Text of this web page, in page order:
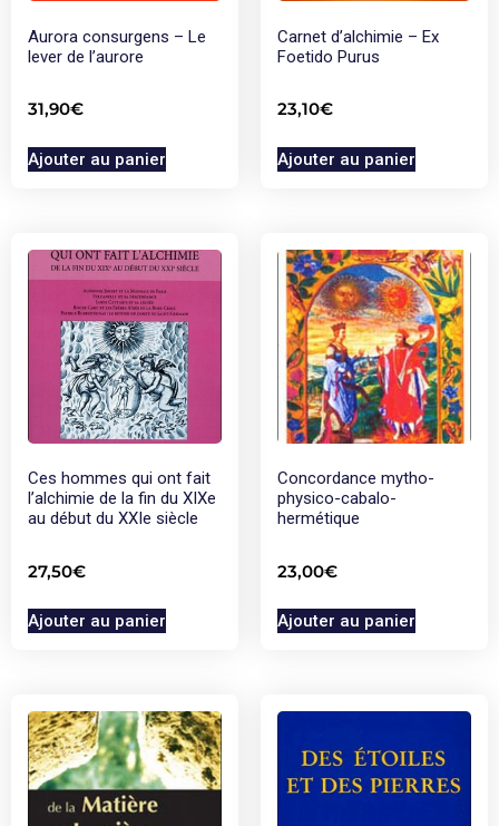
Aurora consurgens – Le
lever de l’aurore
31,90€
Ajouter au panier
Carnet d’alchimie – Ex
Foetido Purus
23,10€
Ajouter au panier
Ces hommes qui ont fait
l’alchimie de la fin du XIXe
au début du XXIe siècle
27,50€
Ajouter au panier
Concordance mytho-
physico-cabalo-
hermétique
23,00€
Ajouter au panier